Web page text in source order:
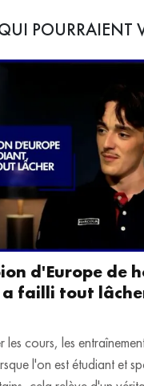
POURRAIENT
d'Europe de
failli tout
les cours, les
l'on est étudiant et